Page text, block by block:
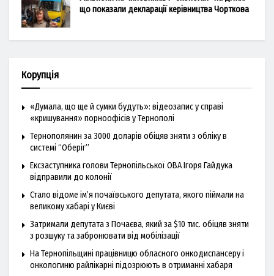
що показали декларації керівництва Чорткова
Корупція
«Думала, що ще й сумки будуть»: відеозапис у справі
«кришування» порноофісів у Тернополі
Тернополянин за 3000 доларів обіцяв зняти з обліку в
системі “Оберіг”
Ексзаступника голови Тернопільської ОВА Ігоря Гайдука
відправили до колонії
Стало відоме ім’я почаївського депутата, якого піймали на
великому хабарі у Києві
Затримали депутата з Почаєва, який за $10 тис. обіцяв зняти
з розшуку та забронювати від мобілізації
На Тернопільщині працівницю обласного онкодиспансеру і
онкологиню райлікарні підозрюють в отриманні хабаря